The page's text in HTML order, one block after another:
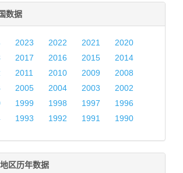
数据
2023 2022 2021
2020
2017 2016 2015
2014
2011 2010 2009
2008
2005 2004 2003
2002
1999 1998 1997
1996
1993 1992 1991 1990
区历年数据